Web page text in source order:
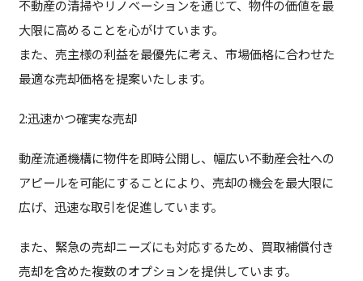
不動産の清掃やリノベーションを通じて、物件の価値を最
大限に高めることを心がけています。
また、売主様の利益を最優先に考え、市場価格に合わせた
最適な売却価格を提案いたします。
2:迅速かつ確実な売却
動産流通機構に物件を即時公開し、幅広い不動産会社への
アピールを可能にすることにより、売却の機会を最大限に
広げ、迅速な取引を促進しています。
また、緊急の売却ニーズにも対応するため、買取補償付き
売却を含めた複数のオプションを提供しています。